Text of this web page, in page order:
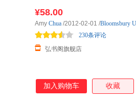
例传记
¥58.00
弘书阁旗舰店
230条评论
Amy Chua /2012-02-01 /Bloomsbury
加入购物车 收藏